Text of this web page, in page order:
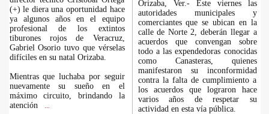
(+) le diera una oportunidad hace
ya algunos años en el equipo
profesional de los extintos
tiburones rojos de Veracruz,
Gabriel Osorio tuvo que vérselas
difíciles en su natal Orizaba.
Mientras que luchaba por seguir
nuevamente su sueño en el
máximo circuito, brindando la
atención
Orizaba, Ver.- Este viernes las
autoridades municipales y
comerciantes que se ubican en la
calle de Norte 2, deberán llegar a
acuerdos que convengan sobre
todo a las expendedoras conocidas
como Canasteras, quienes
manifestaron su inconformidad
contra la falta de cumplimiento a
los acuerdos que lograron hace
varios años de respetar su
actividad en esta vía pública.